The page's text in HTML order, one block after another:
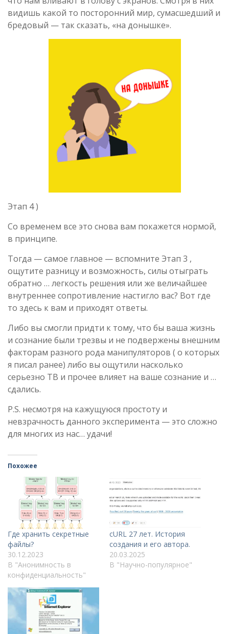
видишь какой то посторонний мир, сумасшедший и
бредовый — так сказать, «на донышке».
Этап 4 )
Со временем все это снова вам покажется нормой,
в принципе.
Тогда — самое главное — вспомните Этап 3 ,
ощутите разницу и возможность, силы отыграть
обратно … легкость решения или же величайшее
внутреннее сопротивление настигло вас? Вот где
то здесь к вам и приходят ответы.
Либо вы смогли придти к тому, что бы ваша жизнь
и сознание были трезвы и не подвержены внешним
факторам разного рода манипуляторов ( о которых
я писал ранее) либо вы ощутили насколько
серьезно ТВ и прочее влияет на ваше сознание и …
сдались.
P.S. несмотря на кажущуюся простоту и
невзрачность данного эксперимента — это сложно
для многих из нас… удачи!
Похожее
Где хранить секретные
файлы?
30.12.2023
В "Анонимность в
конфиденциальность"
cURL 27 лет. История
создания и его автора.
20.03.2025
В "Научно-популярное"